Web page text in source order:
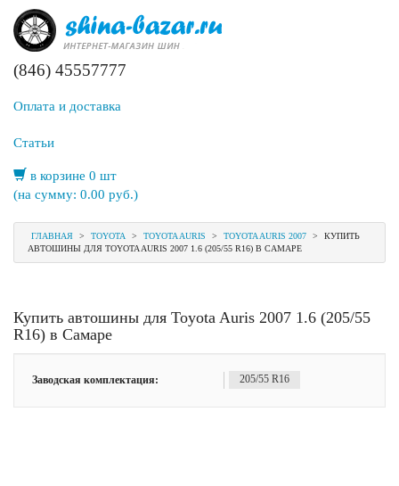
(846) 45557777
Оплата и доставка
Статьи
в корзине 0 шт
(на сумму: 0.00 руб.)
ГЛАВНАЯ > TOYOTA > TOYOTA AURIS > TOYOTA AURIS 2007 >
КУПИТЬ
АВТОШИНЫ ДЛЯ TOYOTA AURIS 2007 1.6 (205/55 R16) В САМАРЕ
Купить автошины для Toyota Auris 2007 1.6 (205/55
R16) в Самаре
Заводская комплектация: 205/55 R16